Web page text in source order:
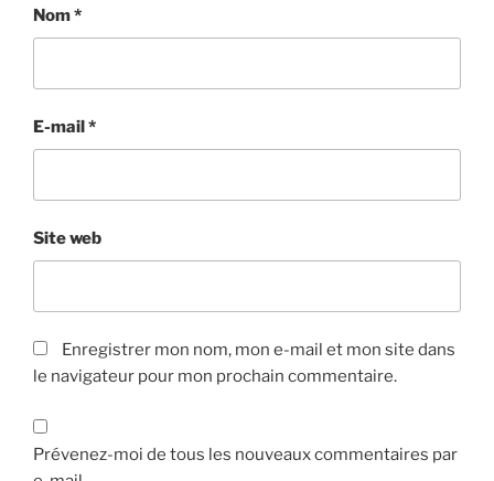
Nom*
E-mail*
Site web
Enregistrer mon nom, mon e-mail et mon site dans
le navigateur pour mon prochain commentaire.
Prévenez-moi de tous les nouveaux commentaires par